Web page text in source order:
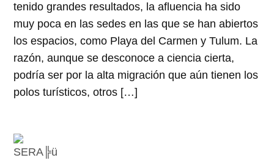
tenido grandes resultados, la afluencia ha sido
muy poca en las sedes en las que se han abiertos
los espacios, como Playa del Carmen y Tulum. La
razón, aunque se desconoce a ciencia cierta,
podría ser por la alta migración que aún tienen los
polos turísticos, otros […]